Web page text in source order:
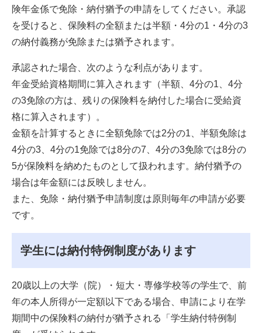
険年金係で免除・納付猶予の申請をしてください。承認
を受けると、保険料の全額または半額・4分の1・4分の3
の納付義務が免除または猶予されます。
承認された場合、次のような利点があります。
年金受給資格期間に算入されます（半額、4分の1、4分
の3免除の方は、残りの保険料を納付した場合に受給資
格に算入されます）。
金額を計算するときに全額免除では2分の1、半額免除は
4分の3、4分の1免除では8分の7、4分の3免除では8分の
5が保険料を納めたものとして扱われます。納付猶予の
場合は年金額には反映しません。
また、免除・納付猶予申請制度は原則毎年の申請が必要
です。
学生には納付特例制度があります
20歳以上の大学（院）・短大・専修学校等の学生で、前
年の本人所得が一定額以下である場合、申請により在学
期間中の保険料の納付が猶予される「学生納付特例制